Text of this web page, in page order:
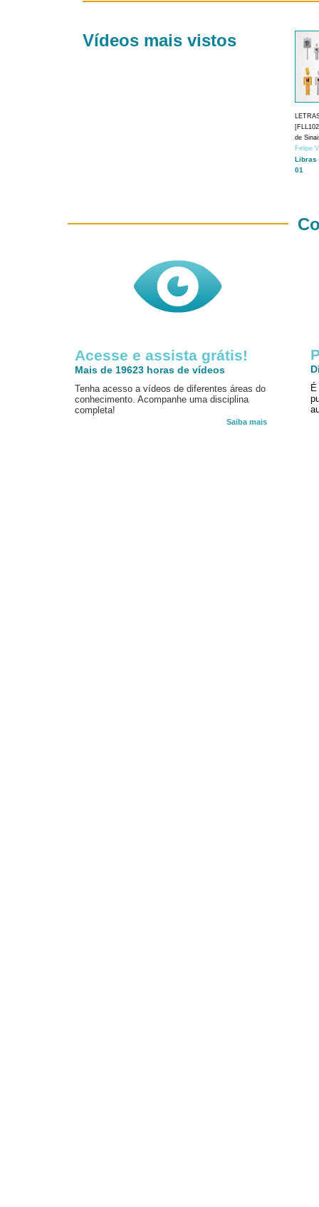
Vídeos mais vistos
de
Felipe
Libras
01
Acesse e assista grátis!
Mais de 19623 horas de vídeos
Tenha acesso a vídeos de diferentes áreas do
conhecimento. Acompanhe uma disciplina
completa!
Saiba mais